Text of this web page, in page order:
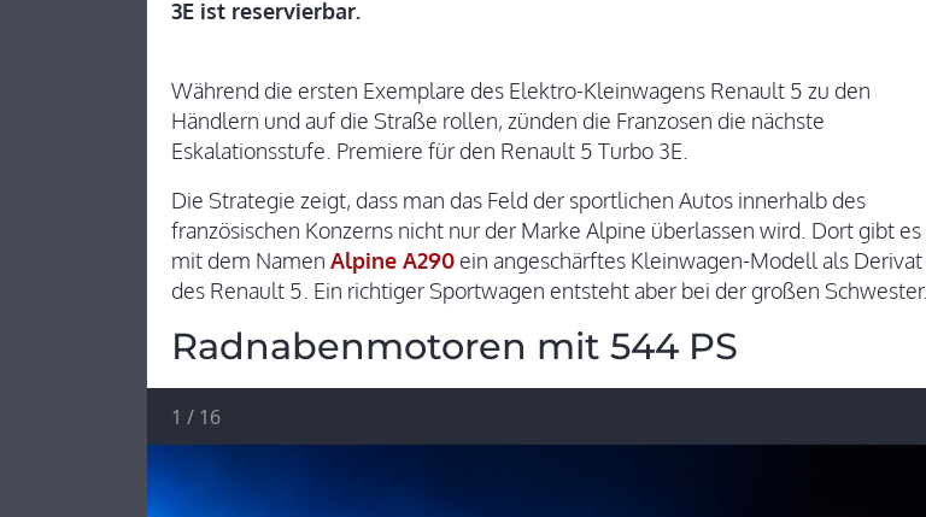
3E ist reservierbar.
Während die ersten Exemplare des Elektro-Kleinwagens Renault 5 zu den
Händlern und auf die Straße rollen, zünden die Franzosen die nächste
Eskalationsstufe. Premiere für den Renault 5 Turbo 3E.
Die Strategie zeigt, dass man das Feld der sportlichen Autos innerhalb des
französischen Konzerns nicht nur der Marke Alpine überlassen wird. Dort gibt es
mit dem Namen Alpine A290ein angeschärftes Kleinwagen-Modell als Derivat
des Renault 5. Ein richtiger Sportwagen entsteht aber bei der großen Schwester.
Radnabenmotoren mit 544 PS
1 / 16